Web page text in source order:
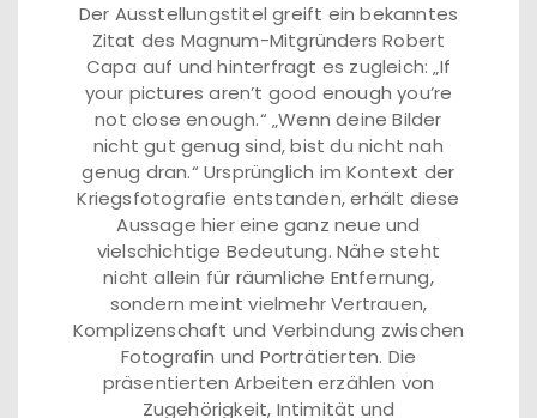
Der Ausstellungstitel greift ein bekanntes
Zitat des Magnum-Mitgründers Robert
Capa auf und hinterfragt es zugleich: „If
your pictures aren’t good enough you’re
not close enough.“ „Wenn deine Bilder
nicht gut genug sind, bist du nicht nah
genug dran.“ Ursprünglich im Kontext der
Kriegsfotografie entstanden, erhält diese
Aussage hier eine ganz neue und
vielschichtige Bedeutung. Nähe steht
nicht allein für räumliche Entfernung,
sondern meint vielmehr Vertrauen,
Komplizenschaft und Verbindung zwischen
Fotografin und Porträtierten. Die
präsentierten Arbeiten erzählen von
Zugehörigkeit, Intimität und